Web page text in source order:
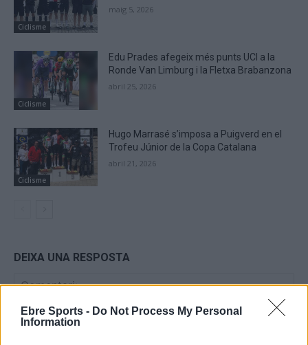
Ebre Sports - Do Not Process My Personal
Information
Ciclisme
maig 5, 2026
Ciclisme
Edu Prades afegeix més punts UCI a la
Ronde Van Limburg i la Fletxa Brabanzona
abril 25, 2026
Ciclisme
Hugo Marrasé s’imposa a Puigverd en el
Trofeu Júnior de la Copa Catalana
abril 21, 2026
DEIXA UNA RESPOSTA